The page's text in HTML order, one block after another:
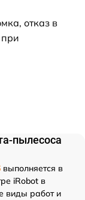
отказ в
пылесоса
выполняется в
iRobot в
виды работ и